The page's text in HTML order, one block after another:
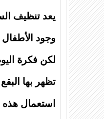
يعد تنظيف
وجود
لكن فكرة
تظهر بها
استعمال هذه